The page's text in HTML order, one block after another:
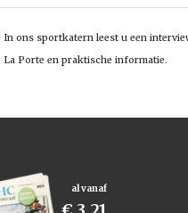
In ons sportkatern leest u een
Porte en praktische informatie.
al vanaf